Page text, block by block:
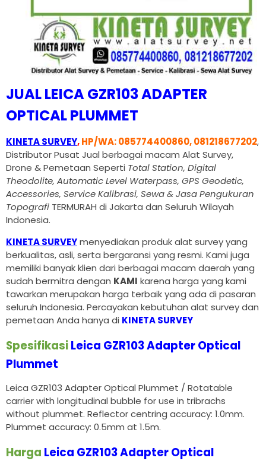
JUAL LEICA GZR103 ADAPTER
OPTICAL PLUMMET
KINETA SURVEY,HP/WA: 085774400860, 081218677202,
Distributor Pusat Jual berbagai macam Alat Survey,
Drone & Pemetaan Seperti Total Station, Digital
Theodolite, Automatic Level Waterpass, GPS Geodetic,
Accessories, Service Kalibrasi, Sewa & Jasa Pengukuran
Topografi TERMURAH di Jakarta dan Seluruh Wilayah
Indonesia.
KINETA SURVEYmenyediakan produk alat survey yang
berkualitas, asli, serta bergaransi yang resmi. Kami juga
memiliki banyak klien dari berbagai macam daerah yang
sudah bermitra dengan KAMI karena harga yang kami
tawarkan merupakan harga terbaik yang ada di pasaran
seluruh Indonesia. Percayakan kebutuhan alat survey dan
pemetaan Anda hanya di KINETA SURVEY
SpesifikasiLeica GZR103 Adapter Optical
Plummet
Leica GZR103 Adapter Optical Plummet / Rotatable
carrier with longitudinal bubble for use in tribrachs
without plummet. Reflector centring accuracy: 1.0mm.
Plummet accuracy: 0.5mm at 1.5m.
Harga Leica GZR103 Adapter Optical